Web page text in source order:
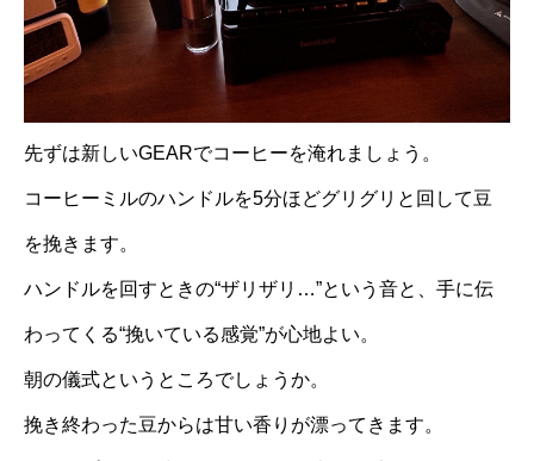
先ずは新しいGEARでコーヒーを淹れましょう。
コーヒーミルのハンドルを5分ほどグリグリと回して豆
を挽きます。
ハンドルを回すときの“ザリザリ…”という音と、手に伝
わってくる“挽いている感覚”が心地よい。
朝の儀式というところでしょうか。
挽き終わった豆からは甘い香りが漂ってきます。